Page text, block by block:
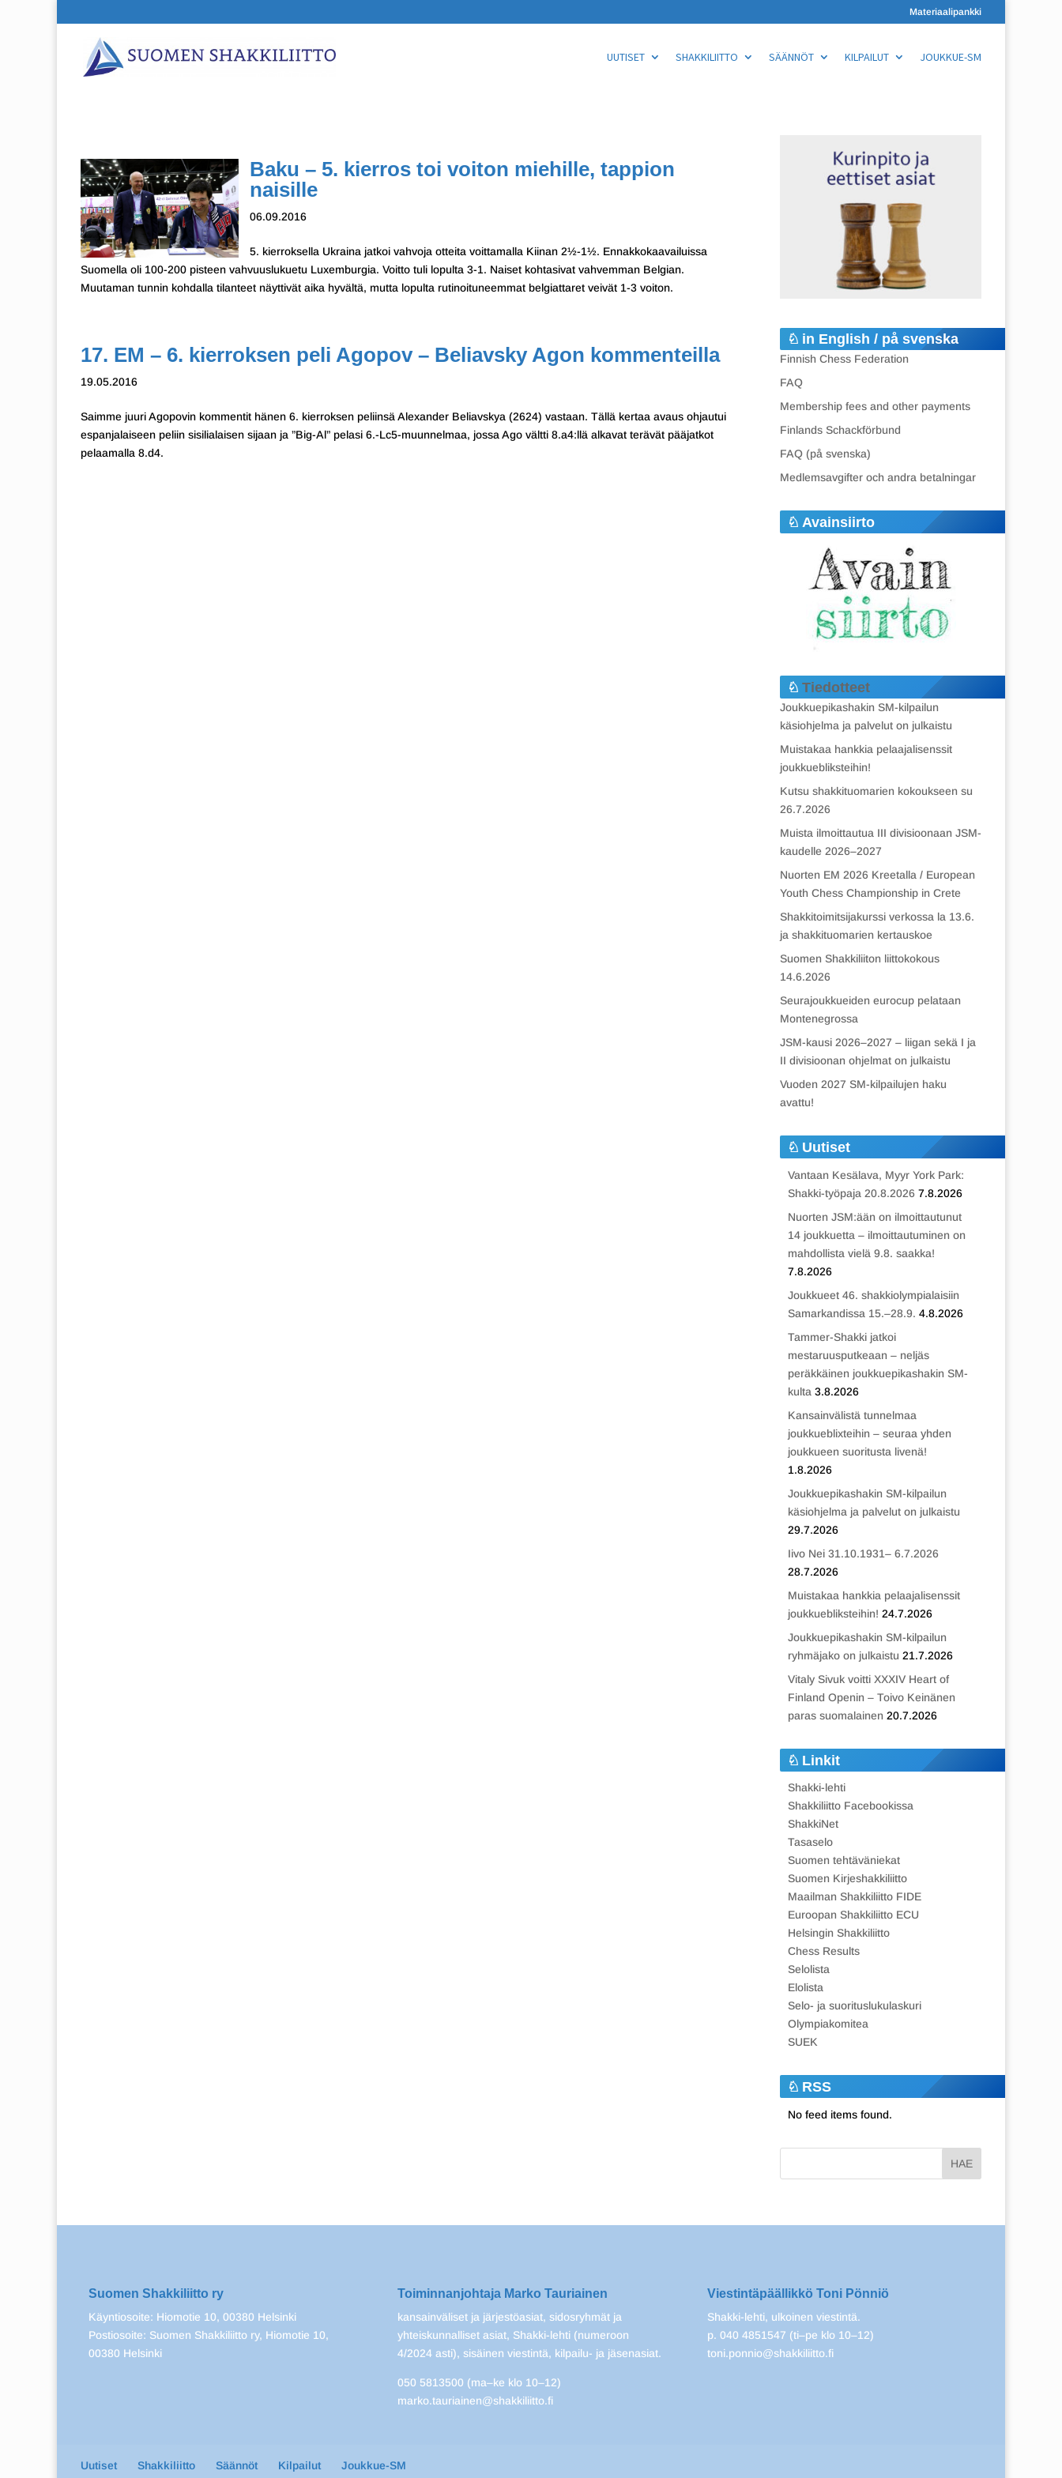
Materiaalipankki
UUTISET SHAKKILIITTO SÄÄNNÖT KILPAILUT JOUKKUE-SM
Baku – 5. kierros toi voiton miehille, tappion
naisille
06.09.2016
5. kierroksella Ukraina jatkoi vahvoja otteita voittamalla Kiinan 2½-1½. Ennakkokaavailuissa
Suomella oli 100-200 pisteen vahvuuslukuetu Luxemburgia. Voitto tuli lopulta 3-1. Naiset kohtasivat vahvemman Belgian.
Muutaman tunnin kohdalla tilanteet näyttivät aika hyvältä, mutta lopulta rutinoituneemmat belgiattaret veivät 1-3 voiton.
17. EM – 6. kierroksen peli Agopov – Beliavsky Agon kommenteilla
19.05.2016
Saimme juuri Agopovin kommentit hänen 6. kierroksen peliinsä Alexander Beliavskya (2624) vastaan. Tällä kertaa avaus ohjautui
espanjalaiseen peliin sisilialaisen sijaan ja ”Big-Al” pelasi 6.-Lc5-muunnelmaa, jossa Ago vältti 8.a4:llä alkavat terävät pääjatkot
pelaamalla 8.d4.
in English / på svenska
Finnish Chess Federation
FAQ
Membership fees and other payments
Finlands Schackförbund
FAQ (på svenska)
Medlemsavgifter och andra betalningar
Avainsiirto
Tiedotteet
Joukkuepikashakin SM-kilpailun
käsiohjelma ja palvelut on julkaistu
Muistakaa hankkia pelaajalisenssit
joukkuebliksteihin!
Kutsu shakkituomarien kokoukseen su
26.7.2026
Muista ilmoittautua III divisioonaan JSM-
kaudelle 2026–2027
Nuorten EM 2026 Kreetalla / European
Youth Chess Championship in Crete
Shakkitoimitsijakurssi verkossa la 13.6.
ja shakkituomarien kertauskoe
Suomen Shakkiliiton liittokokous
14.6.2026
Seurajoukkueiden eurocup pelataan
Montenegrossa
JSM-kausi 2026–2027 – liigan sekä I ja
II divisioonan ohjelmat on julkaistu
Vuoden 2027 SM-kilpailujen haku
avattu!
Uutiset
Vantaan Kesälava, Myyr York Park:
Shakki-työpaja 20.8.2026 7.8.2026
Nuorten JSM:ään on ilmoittautunut
14 joukkuetta – ilmoittautuminen on
mahdollista vielä 9.8. saakka!
7.8.2026
Joukkueet 46. shakkiolympialaisiin
Samarkandissa 15.–28.9. 4.8.2026
Tammer-Shakki jatkoi
mestaruusputkeaan – neljäs
peräkkäinen joukkuepikashakin SM-
kulta 3.8.2026
Kansainvälistä tunnelmaa
joukkueblixteihin – seuraa yhden
joukkueen suoritusta livenä!
1.8.2026
Joukkuepikashakin SM-kilpailun
käsiohjelma ja palvelut on julkaistu
29.7.2026
Iivo Nei 31.10.1931– 6.7.2026
28.7.2026
Muistakaa hankkia pelaajalisenssit
joukkuebliksteihin! 24.7.2026
Joukkuepikashakin SM-kilpailun
ryhmäjako on julkaistu 21.7.2026
Vitaly Sivuk voitti XXXIV Heart of
Finland Openin – Toivo Keinänen
paras suomalainen 20.7.2026
Linkit
Shakki-lehti
Shakkiliitto Facebookissa
ShakkiNet
Tasaselo
Suomen tehtäväniekat
Suomen Kirjeshakkiliitto
Maailman Shakkiliitto FIDE
Euroopan Shakkiliitto ECU
Helsingin Shakkiliitto
Chess Results
Selolista
Elolista
Selo- ja suorituslukulaskuri
Olympiakomitea
SUEK
RSS
No feed items found.
Suomen Shakkiliitto ry
Käyntiosoite: Hiomotie 10, 00380 Helsinki
Postiosoite: Suomen Shakkiliitto ry, Hiomotie 10,
00380 Helsinki
Toiminnanjohtaja Marko Tauriainen
kansainväliset ja järjestöasiat, sidosryhmät ja
yhteiskunnalliset asiat, Shakki-lehti (numeroon
4/2024 asti), sisäinen viestintä, kilpailu- ja jäsenasiat.
050 5813500 (ma–ke klo 10–12)
marko.tauriainen@shakkiliitto.fi
Viestintäpäällikkö Toni Pönniö
Shakki-lehti, ulkoinen viestintä.
p. 040 4851547 (ti–pe klo 10–12)
toni.ponnio@shakkiliitto.fi
Uutiset Shakkiliitto Säännöt Kilpailut Joukkue-SM